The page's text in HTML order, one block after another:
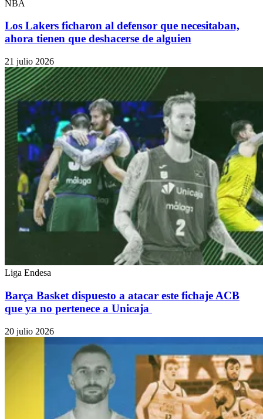
NBA
Los Lakers ficharon al defensor que necesitaban,
ahora tienen que deshacerse de alguien
21 julio 2026
Liga Endesa
Barça Basket dispuesto a atacar este fichaje ACB
que ya no pertenece a Unicaja
20 julio 2026